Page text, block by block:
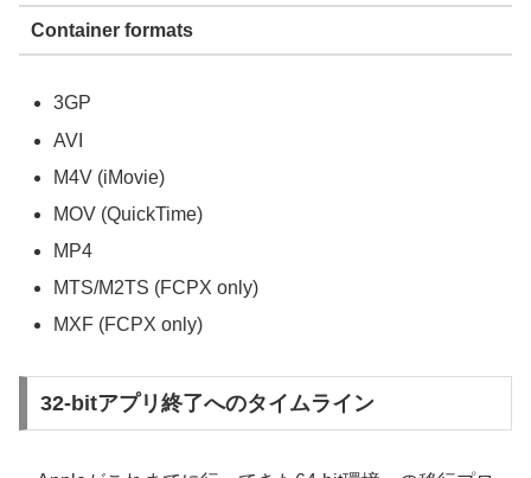
Container formats
3GP
AVI
M4V (iMovie)
MOV (QuickTime)
MP4
MTS/M2TS (FCPX only)
MXF (FCPX only)
32-bitアプリ終了へのタイムライン